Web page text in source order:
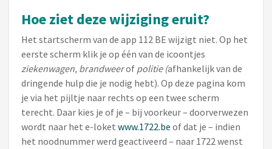
Hoe ziet deze wijziging eruit?
Het startscherm van de app 112 BE wijzigt niet. Op het
eerste scherm klik je op één van de icoontjes
ziekenwagen, brandweerof politie (afhankelijk van de
dringende hulp die je nodig hebt). Op deze pagina kom
je via het pijltje naar rechts op een twee scherm
terecht. Daar kies je of je – bij voorkeur – doorverwezen
wordt naar het e-loket www.1722.be of dat je – indien
het noodnummer werd geactiveerd – naar 1722 wenst